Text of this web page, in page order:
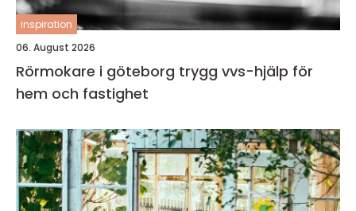
inspiration
06. August 2026
Rörmokare i göteborg trygg vvs-hjälp för
hem och fastighet